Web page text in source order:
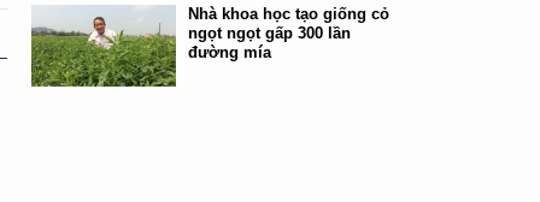
Nhà khoa học tạo giống cỏ
ngọt ngọt gấp 300 lần
đường mía